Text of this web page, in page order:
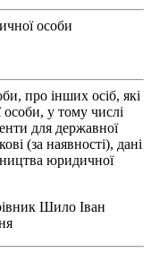
особи
про інших осіб, які
особи, у тому числі
для державної
(за наявності), дані
юридичної
Шило Іван